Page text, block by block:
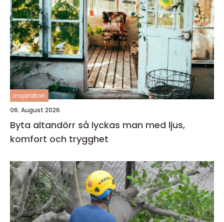
inspiration
06. August 2026
Byta altandörr så lyckas man med ljus,
komfort och trygghet